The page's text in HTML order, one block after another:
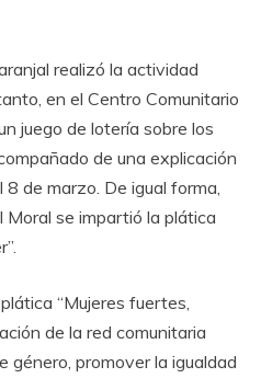
realizó la actividad
en el Centro Comunitario
juego de lotería sobre los
de una explicación
de marzo. De igual forma,
Moral se impartió la plática
“Mujeres fuertes,
de la red comunitaria
género, promover la igualdad